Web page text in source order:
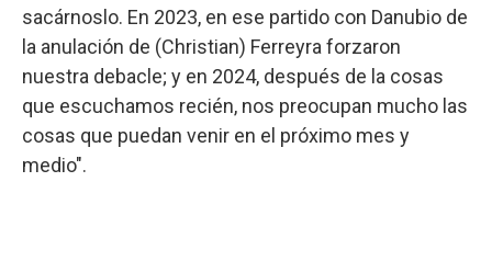
sacárnoslo. En 2023, en ese partido con Danubio de
la anulación de (Christian) Ferreyra forzaron
nuestra debacle; y en 2024, después de la cosas
que escuchamos recién, nos preocupan mucho las
cosas que puedan venir en el próximo mes y
medio".